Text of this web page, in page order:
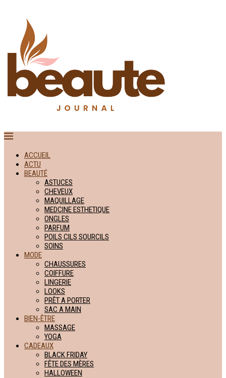
ACCUEIL
ACTU
BEAUTÉ
ASTUCES
CHEVEUX
MAQUILLAGE
MEDCINE ESTHETIQUE
ONGLES
PARFUM
POILS CILS SOURCILS
SOINS
MODE
CHAUSSURES
COIFFURE
LINGERIE
LOOKS
PRÊT A PORTER
SAC A MAIN
BIEN-ÊTRE
MASSAGE
YOGA
CADEAUX
BLACK FRIDAY
FÊTE DES MÈRES
HALLOWEEN